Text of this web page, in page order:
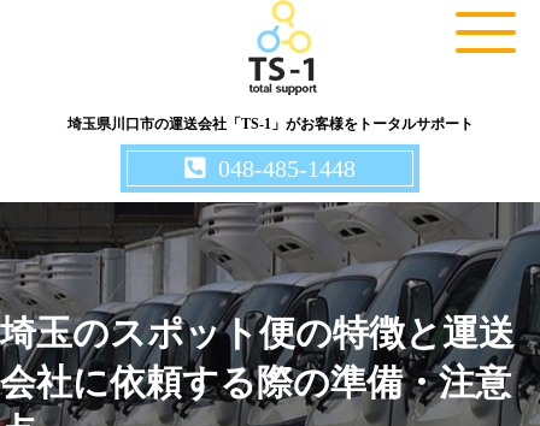
埼玉県川口市の運送会社「TS-1」がお客様をトータルサポート
048-485-1448
埼玉のスポット便の特徴と運送
会社に依頼する際の準備・注意